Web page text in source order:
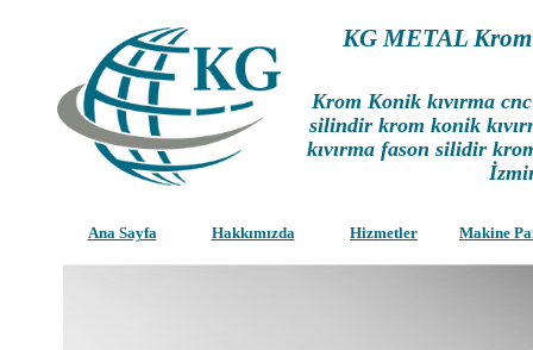
KG METAL
Krom Konik kıvırma
silindir krom konik
kıvırma fason silidir
Ana Sayfa Hakkımızda Hizmetler Makine